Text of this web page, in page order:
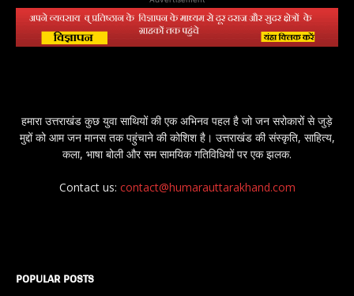
हमारा उत्तराखंड कुछ युवा साथियों की एक अभिनव पहल है जो जन सरोकारों से जुड़े
मुद्दों को आम जन मानस तक पहुंचाने की कोशिश है। उत्तराखंड की संस्कृति, साहित्य,
कला, भाषा बोली और सम सामयिक गतिविधियों पर एक झलक.
Contact us: contact@humarauttarakhand.com
POPULAR POSTS